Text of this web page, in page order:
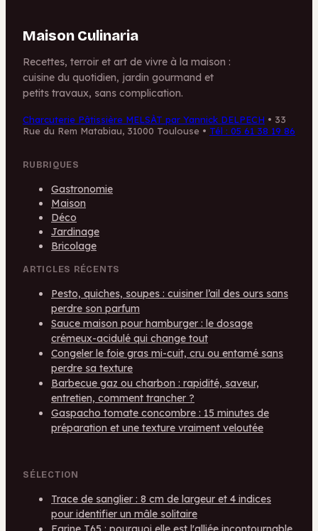
Maison Culinaria
Recettes, terroir et art de vivre à la maison :
cuisine du quotidien, jardin gourmand et
petits travaux, sans complication.
Charcuterie Pâtissière MELSÀT par Yannick DELPECH • 33
Rue du Rem Matabiau, 31000 Toulouse • Tél : 05 61 38 19 86
RUBRIQUES
Gastronomie
Maison
Déco
Jardinage
Bricolage
ARTICLES RÉCENTS
Pesto, quiches, soupes : cuisiner l’ail des ours sans
perdre son parfum
Sauce maison pour hamburger : le dosage
crémeux-acidulé qui change tout
Congeler le foie gras mi-cuit, cru ou entamé sans
perdre sa texture
Barbecue gaz ou charbon : rapidité, saveur,
entretien, comment trancher ?
Gaspacho tomate concombre : 15 minutes de
préparation et une texture vraiment veloutée
SÉLECTION
Trace de sanglier : 8 cm de largeur et 4 indices
pour identifier un mâle solitaire